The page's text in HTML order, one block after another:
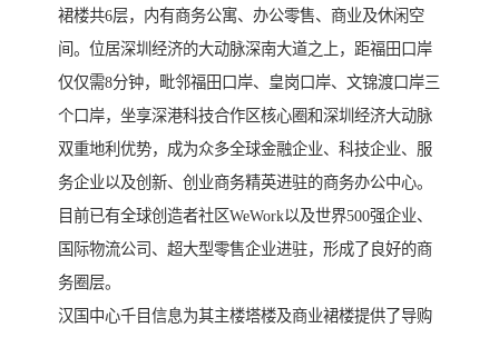
裙楼共6层，内有商务公寓、办公零售、商业及休闲空
间。位居深圳经济的大动脉深南大道之上，距福田口岸
仅仅需8分钟，毗邻福田口岸、皇岗口岸、文锦渡口岸三
个口岸，坐享深港科技合作区核心圈和深圳经济大动脉
双重地利优势，成为众多全球金融企业、科技企业、服
务企业以及创新、创业商务精英进驻的商务办公中心。
目前已有全球创造者社区WeWork以及世界500强企业、
国际物流公司、超大型零售企业进驻，形成了良好的商
务圈层。
汉国中心千目信息为其主楼塔楼及商业裙楼提供了导购